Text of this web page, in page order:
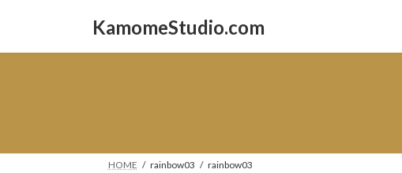
KamomeStudio.com
HOME rainbow03 rainbow03